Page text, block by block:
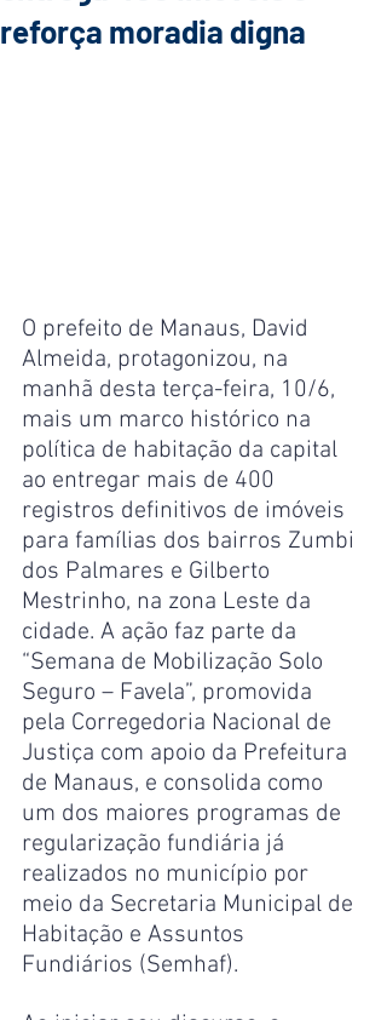
reforça moradia digna
O prefeito de Manaus, David
Almeida, protagonizou, na
manhã desta terça-feira, 10/6,
mais um marco histórico na
política de habitação da capital
ao entregar mais de 400
registros definitivos de imóveis
para famílias dos bairros Zumbi
dos Palmares e Gilberto
Mestrinho, na zona Leste da
cidade. A ação faz parte da
“Semana de Mobilização Solo
Seguro – Favela”, promovida
pela Corregedoria Nacional de
Justiça com apoio da Prefeitura
de Manaus, e consolida como
um dos maiores programas de
regularização fundiária já
realizados no município por
meio da Secretaria Municipal de
Habitação e Assuntos
Fundiários (Semhaf).